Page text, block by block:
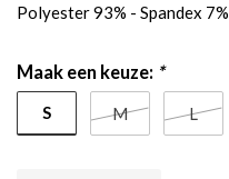
Polyester 93% - Spandex 7%
Maak een keuze: *
S M L